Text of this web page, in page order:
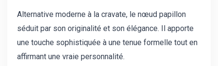
Alternative moderne à la cravate, le nœud papillon
séduit par son originalité et son élégance. Il apporte
une touche sophistiquée à une tenue formelle tout en
affirmant une vraie personnalité.